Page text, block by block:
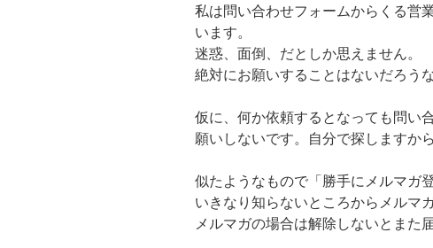
私は問い合わせフォームからくる営
います。
迷惑、面倒、だとしか思えません。
絶対にお願いすることはないだろうな
仮に、何か依頼するとなっても問い
願いしないです。自分で探しますから
似たようなもので「勝手にメルマガ
いきなり知らないところからメルマ
メルマガの場合は解除しないとまた